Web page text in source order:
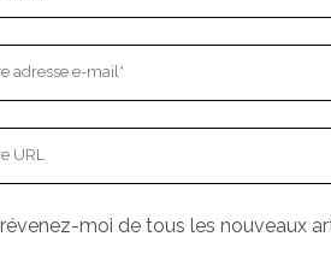
moi de tous les nouveaux